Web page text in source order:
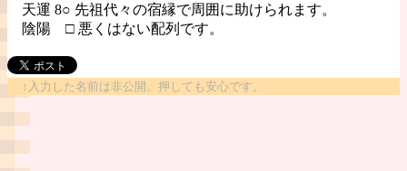
天運 8○ 先祖代々の宿縁で周囲に助けられます。
陰陽 □ 悪くはない配列です。
↑入力した名前は非公開。押しても安心です。